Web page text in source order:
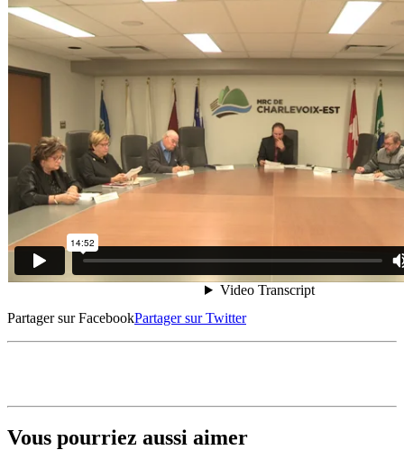
Partager sur FacebookPartager sur Twitter
Vous pourriez aussi aimer